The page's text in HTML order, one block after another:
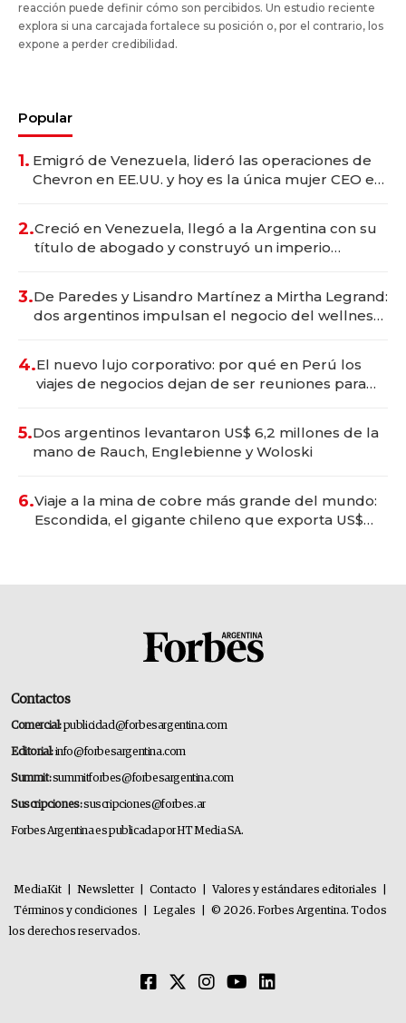
reacción puede definir cómo son percibidos. Un estudio reciente
explora si una carcajada fortalece su posición o, por el contrario, los
expone a perder credibilidad.
Popular
1. Emigró de Venezuela, lideró las operaciones de
Chevron en EE.UU. y hoy es la única mujer CEO en
2.Creció en Venezuela, llegó a la Argentina con su
título de abogado y construyó un imperio
3.De Paredes y Lisandro Martínez a Mirtha Legrand:
dos argentinos impulsan el negocio del wellness
4.El nuevo lujo corporativo: por qué en Perú los
viajes de negocios dejan de ser reuniones para
5.Dos argentinos levantaron US$ 6,2 millones de la
mano de Rauch, Englebienne y Woloski
6.Viaje a la mina de cobre más grande del mundo:
Escondida, el gigante chileno que exporta US$
Contactos
Comercial:publicidad@forbesargentina.com
Editorial:info@forbesargentina.com
Summit:summitforbes@forbesargentina.com
Suscripciones:suscripciones@forbes.ar
Forbes Argentina es publicada por HT Media SA.
MediaKit Newsletter Contacto Valores y estándares editoriales
Términos y condiciones
Legales
© 2026. Forbes Argentina. Todos
los derechos reservados.